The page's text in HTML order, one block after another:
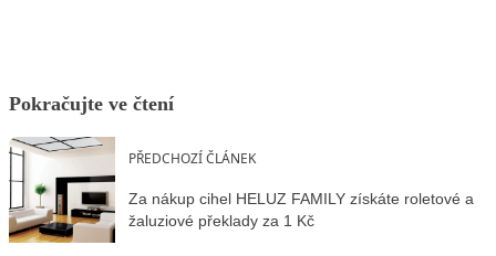
Pokračujte ve čtení
PŘEDCHOZÍ ČLÁNEK
Za nákup cihel HELUZ FAMILY získáte roletové a
žaluziové překlady za 1 Kč